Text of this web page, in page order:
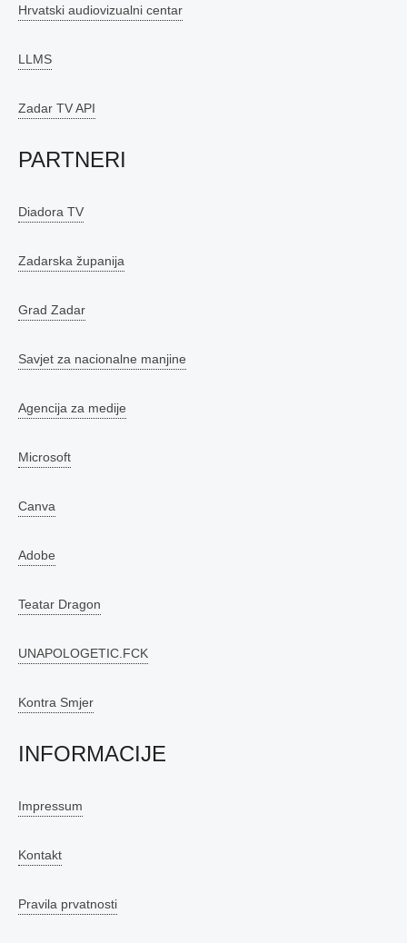
Hrvatski audiovizualni centar
LLMS
Zadar TV API
PARTNERI
Diadora TV
Zadarska županija
Grad Zadar
Savjet za nacionalne manjine
Agencija za medije
Microsoft
Canva
Adobe
Teatar Dragon
UNAPOLOGETIC.FCK
Kontra Smjer
INFORMACIJE
Impressum
Kontakt
Pravila prvatnosti